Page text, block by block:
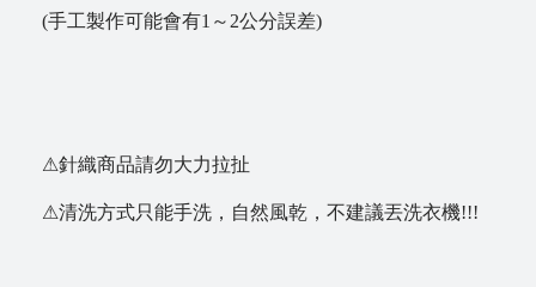
(手工製作可能會有1～2公分誤差)
⚠針織商品請勿大力拉扯
⚠清洗方式只能手洗，自然風乾，不建議丟洗衣機!!!